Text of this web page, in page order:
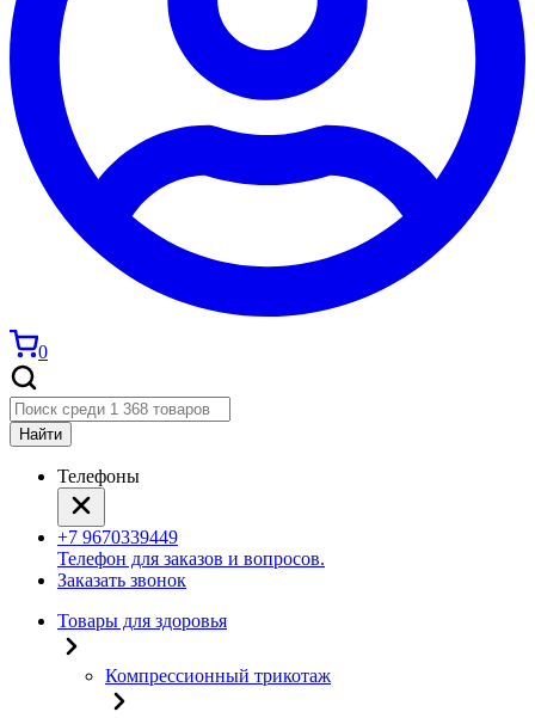
0
Найти
Телефоны
+7 9670339449
Телефон для заказов и вопросов.
Заказать звонок
Товары для здоровья
Компрессионный трикотаж